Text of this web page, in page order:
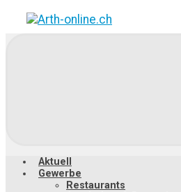
Zum
Hauptinhalt
Aktuell
Gewerbe
Restaurants